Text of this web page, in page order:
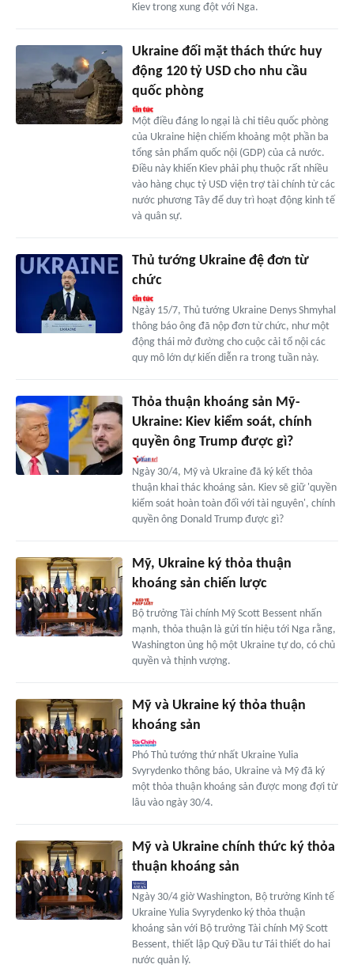
Kiev trong xung đột với Nga.
Ukraine đối mặt thách thức huy
động 120 tỷ USD cho nhu cầu
quốc phòng
Một điều đáng lo ngại là chi tiêu quốc phòng
của Ukraine hiện chiếm khoảng một phần ba
tổng sản phẩm quốc nội (GDP) của cả nước.
Điều này khiến Kiev phải phụ thuộc rất nhiều
vào hàng chục tỷ USD viện trợ tài chính từ các
nước phương Tây để duy trì hoạt động kinh tế
và quân sự.
Thủ tướng Ukraine đệ đơn từ
chức
Ngày 15/7, Thủ tướng Ukraine Denys Shmyhal
thông báo ông đã nộp đơn từ chức, như một
động thái mở đường cho cuộc cải tổ nội các
quy mô lớn dự kiến diễn ra trong tuần này.
Thỏa thuận khoáng sản Mỹ-
Ukraine: Kiev kiểm soát, chính
quyền ông Trump được gì?
Ngày 30/4, Mỹ và Ukraine đã ký kết thỏa
thuận khai thác khoáng sản. Kiev sẽ giữ 'quyền
kiểm soát hoàn toàn đối với tài nguyên', chính
quyền ông Donald Trump được gì?
Mỹ, Ukraine ký thỏa thuận
khoáng sản chiến lược
Bộ trưởng Tài chính Mỹ Scott Bessent nhấn
mạnh, thỏa thuận là gửi tín hiệu tới Nga rằng,
Washington ủng hộ một Ukraine tự do, có chủ
quyền và thịnh vượng.
Mỹ và Ukraine ký thỏa thuận
khoáng sản
Phó Thủ tướng thứ nhất Ukraine Yulia
Svyrydenko thông báo, Ukraine và Mỹ đã ký
một thỏa thuận khoáng sản được mong đợi từ
lâu vào ngày 30/4.
Mỹ và Ukraine chính thức ký thỏa
thuận khoáng sản
Ngày 30/4 giờ Washington, Bộ trưởng Kinh tế
Ukraine Yulia Svyrydenko ký thỏa thuận
khoáng sản với Bộ trưởng Tài chính Mỹ Scott
Bessent, thiết lập Quỹ Đầu tư Tái thiết do hai
nước quản lý.